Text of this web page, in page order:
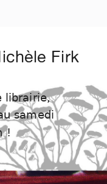
Firk
librairie,
samedi
!